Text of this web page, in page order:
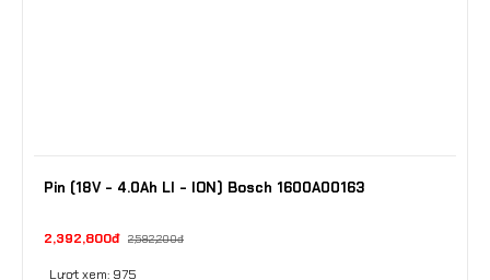
Pin (18V - 4.0Ah LI - ION) Bosch 1600A00163
2,392,800đ 2,592,200đ
Lượt xem: 975